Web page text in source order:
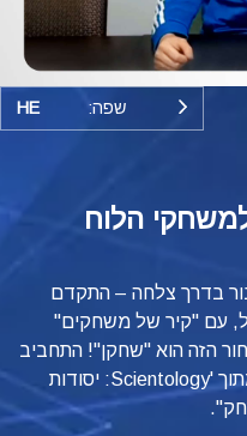
שפה: HE
למשחקי הלוח
בדרך צלחה – התקדם
עם "קיר של משחקים"
הזה הוא "שחקן"! התחביב
'Scientology: יסודות